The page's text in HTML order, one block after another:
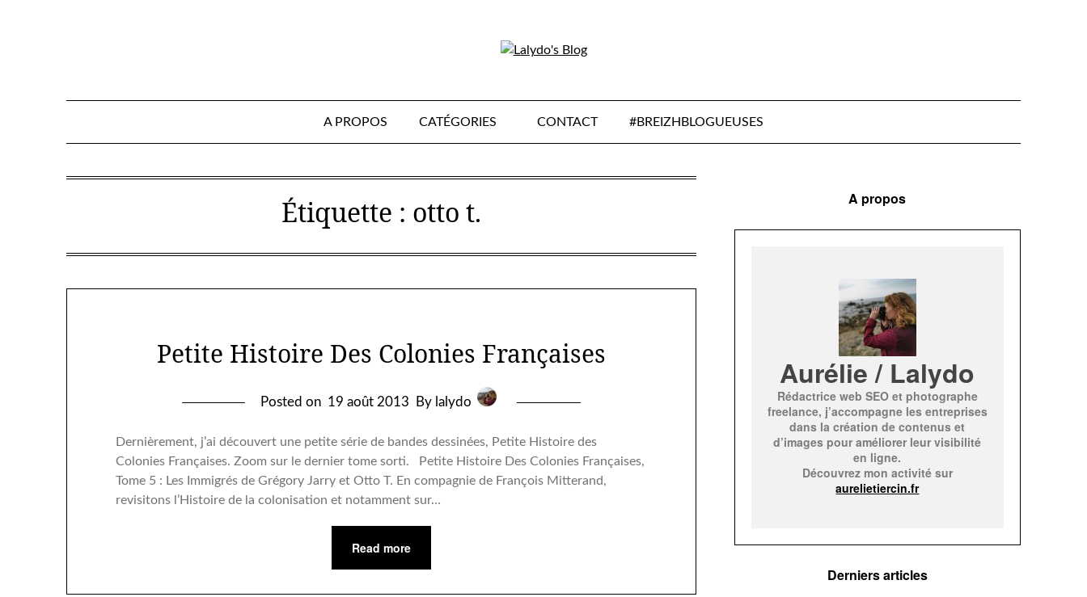
A PROPOS CATÉGORIES CONTACT #BREIZHBLOGUEUSES
Étiquette : otto t.
Petite Histoire Des Colonies Françaises
Posted on 19 août 2013 By lalydo
Dernièrement, j’ai découvert une petite série de bandes dessinées, Petite Histoire des
Colonies Françaises. Zoom sur le dernier tome sorti. Petite Histoire Des Colonies Françaises,
Tome 5 : Les Immigrés de Grégory Jarry et Otto T. En compagnie de François Mitterand,
revisitons l’Histoire de la colonisation et notamment sur…
Read more
A propos
Aurélie / Lalydo
Rédactrice web SEO et photographe
freelance, j’accompagne les entreprises
dans la création de contenus et
d’images pour améliorer leur visibilité
en ligne.
Découvrez mon activité sur
aurelietiercin.fr
Derniers articles